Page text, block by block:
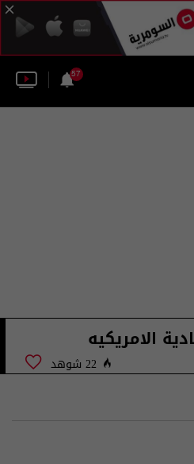
57
الامريكيه
22 شوهد